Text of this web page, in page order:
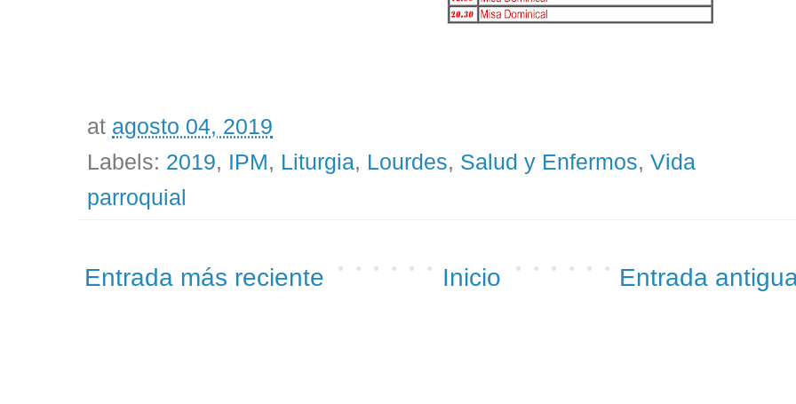
at agosto 04, 2019
Labels: 2019, IPM, Liturgia, Lourdes, Salud y Enfermos, Vida
parroquial
Entrada más reciente Entrada
Inicio